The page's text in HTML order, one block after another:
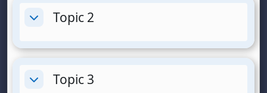
Разгъване
Topic 2
Разгъване
Topic 3